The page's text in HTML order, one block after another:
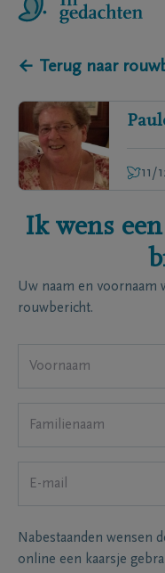
← Terug naar
11/
Ik wens
Uw naam en voornaam
rouwbericht.
Nabestaanden wensen
online een kaarsje